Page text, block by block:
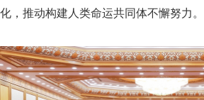
化，推动构建人类命运共同体不懈努力。